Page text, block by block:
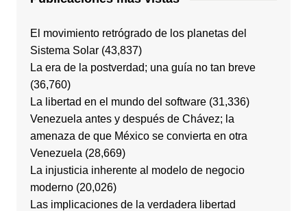
El movimiento retrógrado de los planetas del
Sistema Solar (43,837)
La era de la postverdad; una guía no tan breve
(36,760)
La libertad en el mundo del software (31,336)
Venezuela antes y después de Chávez; la
amenaza de que México se convierta en otra
Venezuela (28,669)
La injusticia inherente al modelo de negocio
moderno (20,026)
Las implicaciones de la verdadera libertad